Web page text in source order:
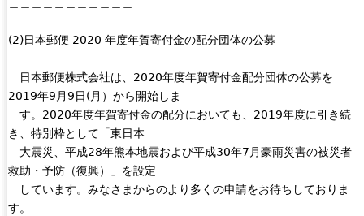
t
n
l
s
n
d
s
-
a
s
x
e
n
(2)日本郵便 2020 年度年賀寄付金の配分団体の公募
日本郵便株式会社は、2020年度年賀寄付金配分団体の公募を
2019年9月9日(月）から開始しま
す。2020年度年賀寄付金の配分においても、2019年度に引き続
き、特別枠として「東日本
大震災、平成28年熊本地震および平成30年7月豪雨災害の被災者
救助・予防（復興）」を設定
しています。みなさまからのより多くの申請をお待ちしておりま
す。